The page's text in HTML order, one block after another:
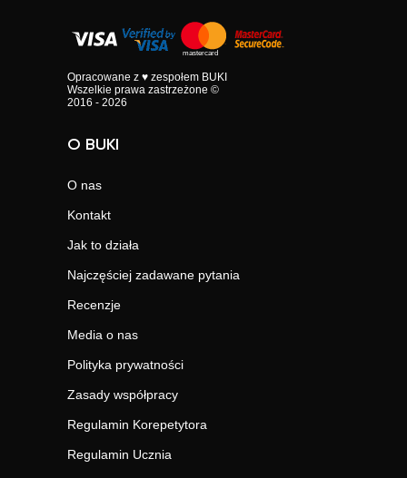
Opracowane z ♥ zespołem BUKI
Wszelkie prawa zastrzeżone ©
2016 - 2026
O BUKI
O nas
Kontakt
Jak to działa
Najczęściej zadawane pytania
Recenzje
Media o nas
Polityka prywatności
Zasady współpracy
Regulamin Korepetytora
Regulamin Ucznia